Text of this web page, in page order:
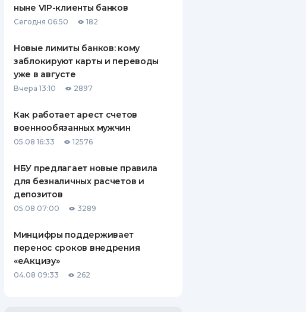
ПУТЕВОДИТЕЛИ ПО
ВСЕ СТРАХОВЫЕ ПОЛИСЫ
СТРАХОВЫЕ КОМПАНИИ
КОМПАНИЯХ
ныне VIP-клиенты банков
Сегодня 06:50 182
Новые лимиты банков: кому
заблокируют карты и переводы
уже в августе
Вчера 13:10 2897
Как работает арест счетов
военнообязанных мужчин
05.08 16:33 12576
НБУ предлагает новые правила
для безналичных расчетов и
депозитов
05.08 07:00 3289
Минцифры поддерживает
перенос сроков внедрения
«еАкцизу»
04.08 09:33 262